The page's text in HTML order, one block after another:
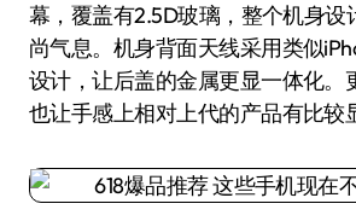
幕，覆盖有2.5D玻璃，整个机身设
尚气息。机身背面天线采用类似
设计，让后盖的金属更显一体化。
也让手感上相对上代的产品有比较